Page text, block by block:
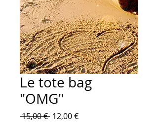
Le tote bag
"OMG"
15,00 € Prix
12,00 €Prix